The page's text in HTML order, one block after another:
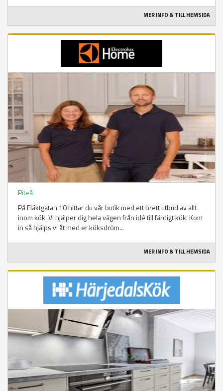
MER INFO & TILL HEMSIDA
Piteå
På Fläktgatan 10 hittar du vår butik med ett brett utbud av allt
inom kök. Vi hjälper dig hela vägen från idé till färdigt kök. Kom
in så hjälps vi åt med er köksdröm...
MER INFO & TILL HEMSIDA